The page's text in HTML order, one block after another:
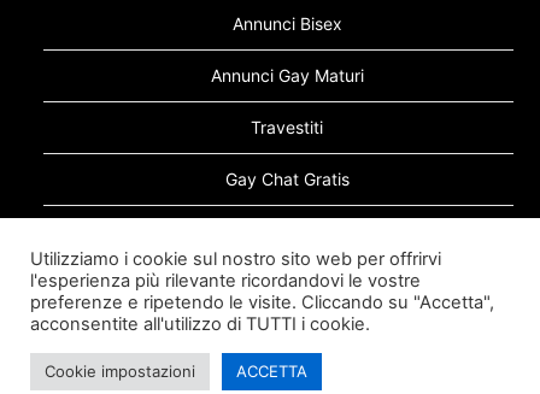
Annunci Bisex
Annunci Gay Maturi
Travestiti
Gay Chat Gratis
Sugar Daddy Gay
Utilizziamo i cookie sul nostro sito web per offrirvi
l'esperienza più rilevante ricordandovi le vostre
preferenze e ripetendo le visite. Cliccando su "Accetta",
acconsentite all'utilizzo di TUTTI i cookie.
Cookie impostazioni ACCETTA